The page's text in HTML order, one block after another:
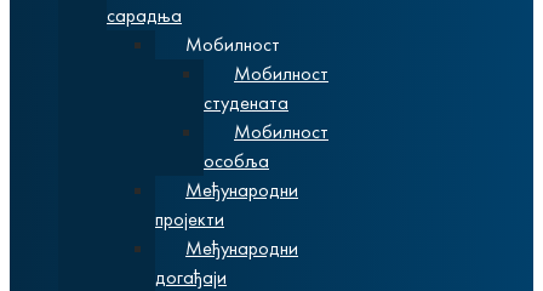
сарадња
Мобилност
Мобилност
студената
Мобилност
особља
Међународни
пројекти
Међународни
догађаји